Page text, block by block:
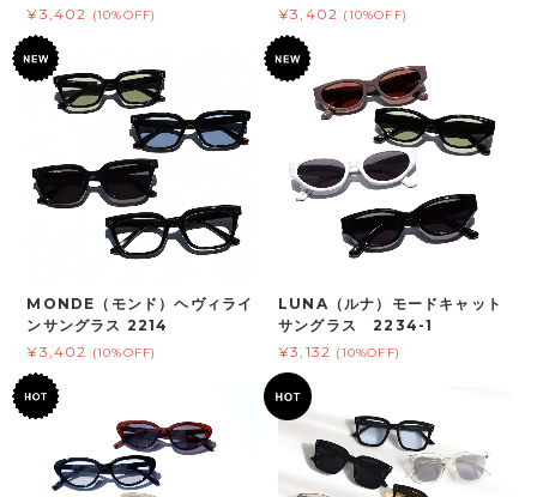
¥3,402 (10%OFF)
¥3,402 (10%OFF)
MONDE（モンド）ヘヴィライ
ンサングラス 2214
¥3,402
(10%OFF)
LUNA（ルナ）モードキャット
サングラス 2234-1
¥3,132 (10%OFF)